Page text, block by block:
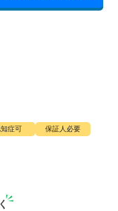
症可
保証人必要